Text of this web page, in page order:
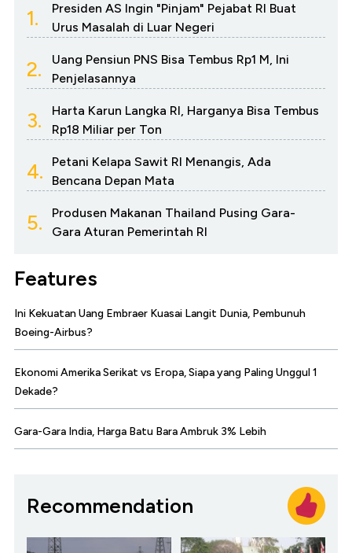
1.
Presiden AS Ingin "Pinjam" Pejabat RI Buat
Urus Masalah di Luar Negeri
2.
Uang Pensiun PNS Bisa Tembus Rp1 M, Ini
Penjelasannya
3.
Harta Karun Langka RI, Harganya Bisa Tembus
Rp18 Miliar per Ton
4.
Petani Kelapa Sawit RI Menangis, Ada
Bencana Depan Mata
5.
Produsen Makanan Thailand Pusing Gara-
Gara Aturan Pemerintah RI
Features
Ini Kekuatan Uang Embraer Kuasai Langit Dunia, Pembunuh
Boeing-Airbus?
Ekonomi Amerika Serikat vs Eropa, Siapa yang Paling Unggul 1
Dekade?
Gara-Gara India, Harga Batu Bara Ambruk 3% Lebih
Recommendation